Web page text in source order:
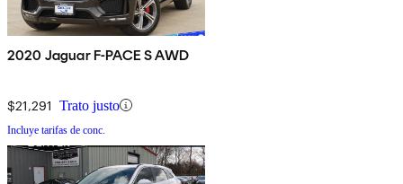
2020 Jaguar F-PACE S AWD
$21,291 Trato justo
Incluye tarifas de conc.